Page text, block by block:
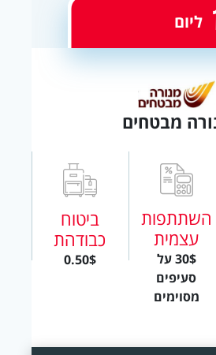
מבטחים
השתתפות
עצמית
30$ על
סעיפים
מסוימים
ביטוח
כבודהת
0.50$
ליום